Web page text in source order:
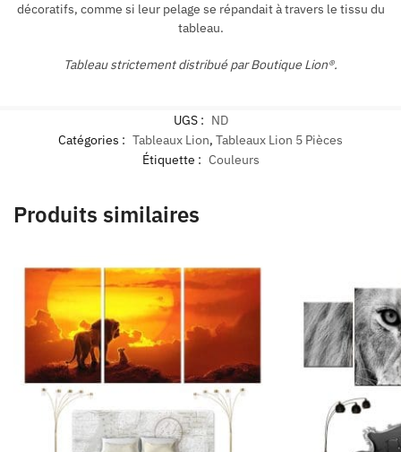
décoratifs, comme si leur pelage se répandait à travers le tissu du
tableau.
Tableau strictement distribué par Boutique Lion®.
UGS : ND
Catégories : Tableaux Lion, Tableaux Lion 5 Pièces
Étiquette : Couleurs
Produits similaires